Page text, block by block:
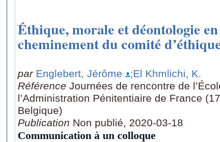
Éthique, morale et déontologie
cheminement du comité
par Englebert, Jérôme
;El Khmlichi, K.
Référence Journées de rencontre de
l’Administration Pénitentiaire de France
Belgique)
Publication Non publié, 2020-03-18
Communication à un colloque